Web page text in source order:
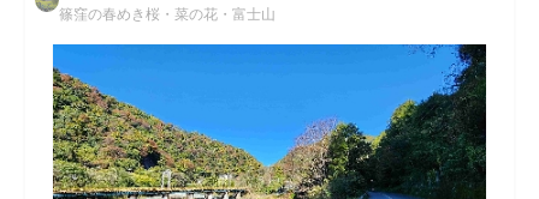
篠窪の春めき桜・菜の花・富士山